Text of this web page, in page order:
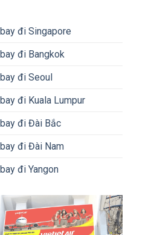
đi Singapore
đi Bangkok
đi Seoul
đi Kuala Lumpur
đi Đài Bắc
đi Đài Nam
đi Yangon